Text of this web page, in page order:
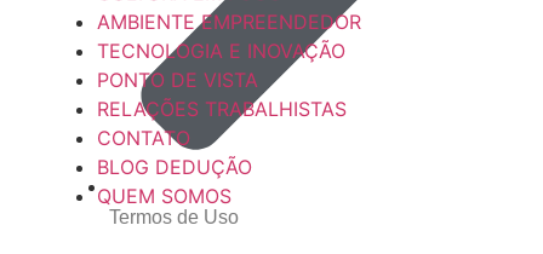
Termos de Uso
AMBIENTE EMPREENDEDOR
TECNOLOGIA E INOVAÇÃO
PONTO DE VISTA
RELAÇÕES TRABALHISTAS
CONTATO
BLOG DEDUÇÃO
QUEM SOMOS